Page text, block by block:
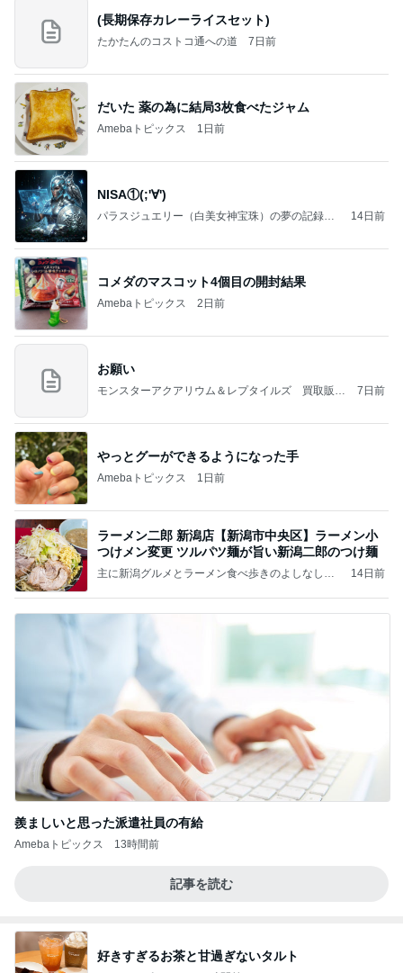
(長期保存カレーライスセット)
たかたんのコストコ通への道 7日前
だいた 薬の為に結局3枚食べたジャム
Amebaトピックス 1日前
NISA①(;'∀')
パラスジュエリー（白美女神宝珠）の夢の記録
14日前
コメダのマスコット4個目の開封結果
Amebaトピックス 2日前
お願い
モンスターアクアリウム＆レプタイルズ 買取販売
7日前
やっとグーができるようになった手
Amebaトピックス 1日前
ラーメン二郎 新潟店【新潟市中央区】ラーメン小
つけメン変更 ツルパツ麺が旨い新潟二郎のつけ麺
主に新潟グルメとラーメン食べ歩きのよしなしご
14日前
羨ましいと思った派遣社員の有給
Amebaトピックス 13時間前
記事を読む
好きすぎるお茶と甘過ぎないタルト